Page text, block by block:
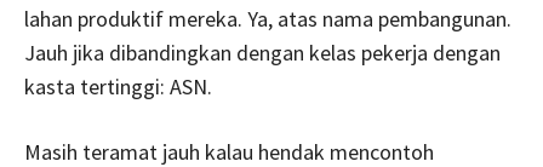
lahan produktif mereka. Ya, atas nama pembangunan.
Jauh jika dibandingkan dengan kelas pekerja dengan
kasta tertinggi: ASN.
Masih teramat jauh kalau hendak mencontoh